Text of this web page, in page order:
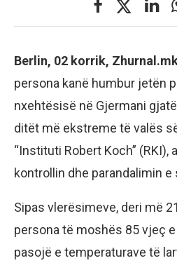
Berlin, 02 korrik,
persona kanë humbur jetën
nxehtësisë në Gjermani
ditët më ekstreme të valës
“Instituti Robert Koch”
kontrollin dhe parandalimin
Sipas vlerësimeve, deri më
persona të moshës 85 vjeç
pasojë e temperaturave të